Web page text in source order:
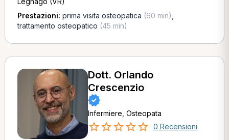
Prestazioni: prima visita osteopatica (60 min)
trattamento osteopatico (45 min)
Dott. Orlando
Crescenzio
Infermiere, Osteopata
0 Recensioni